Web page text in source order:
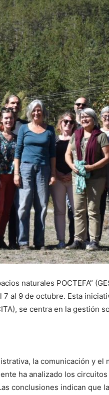
naturales POCTEFA”
al 9 de octubre. Esta
se centra en la gestión
la comunicación y el
ha analizado los
conclusiones indican que